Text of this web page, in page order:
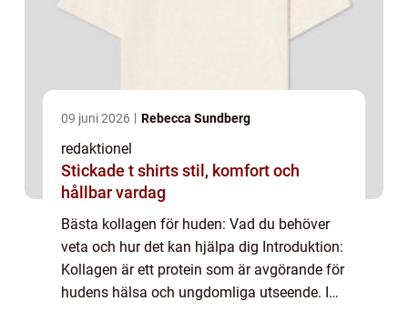
09 juni 2026 Rebecca Sundberg
redaktionel
Stickade t shirts stil, komfort och
hållbar vardag
Bästa kollagen för huden: Vad du behöver
veta och hur det kan hjälpa dig Introduktion:
Kollagen är ett protein som är avgörande för
hudens hälsa och ungdomliga utseende. I